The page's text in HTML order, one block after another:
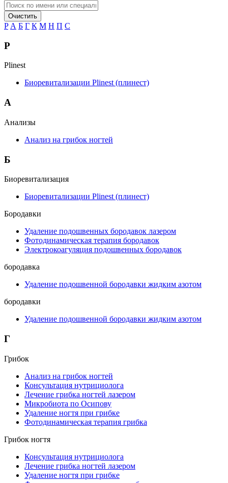
Очистить
P А Б Г К М Н П С
P
Plinest
Биоревитализации Plinest (плинест)
А
Анализы
Анализ на грибок ногтей
Б
Биоревитализация
Биоревитализации Plinest (плинест)
Бородавки
Удаление подошвенных бородавок лазером
Фотодинамическая терапия бородавок
Электрокоагуляция подошвенных бородавок
бородавка
Удаление подошвенной бородавки жидким азотом
бородавки
Удаление подошвенной бородавки жидким азотом
Г
Грибок
Анализ на грибок ногтей
Консультация нутрициолога
Лечение грибка ногтей лазером
Микробиота по Осипову
Удаление ногтя при грибке
Фотодинамическая терапия грибка
Грибок ногтя
Консультация нутрициолога
Лечение грибка ногтей лазером
Удаление ногтя при грибке